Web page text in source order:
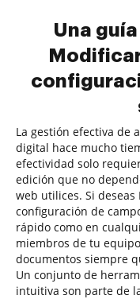
Una
La gestión efectiva de
digital hace mucho
efectividad solo
edición que no
web utilices. Si
configuración de
rápido como en
miembros de tu
documentos siempre
Un conjunto de
intuitiva son parte de